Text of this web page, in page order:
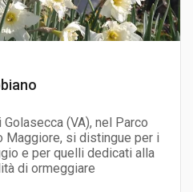
(VA), nel Parco
Maggiore, si distingue per i
e per quelli dedicati alla
di ormeggiare